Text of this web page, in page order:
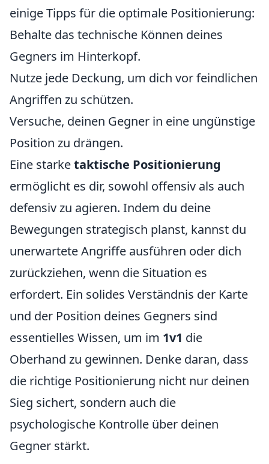
einige Tipps für die optimale Positionierung:
Behalte das technische Können deines
Gegners im Hinterkopf.
Nutze jede Deckung, um dich vor feindlichen
Angriffen zu schützen.
Versuche, deinen Gegner in eine ungünstige
Position zu drängen.
Eine starketaktische Positionierung
ermöglicht es dir, sowohl offensiv als auch
defensiv zu agieren. Indem du deine
Bewegungen strategisch planst, kannst du
unerwartete Angriffe ausführen oder dich
zurückziehen, wenn die Situation es
erfordert. Ein solides Verständnis der Karte
und der Position deines Gegners sind
essentielles Wissen, um im 1v1 die
Oberhand zu gewinnen. Denke daran, dass
die richtige Positionierung nicht nur deinen
Sieg sichert, sondern auch die
psychologische Kontrolle über deinen
Gegner stärkt.